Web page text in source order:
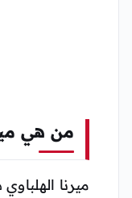
من هي
ميرنا